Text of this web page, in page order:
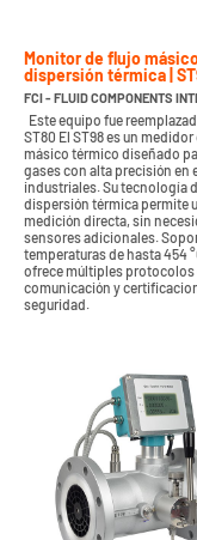
Monitor de flujo
dispersión térmica |
FCI - FLUID COMPONENTS
Este equipo fue
ST80 El ST98 es un medidor
másico térmico diseñado
gases con alta precisión en
industriales. Su tecnología
dispersión térmica permite
medición directa, sin
sensores adicionales.
temperaturas de hasta 454
ofrece múltiples protocolos
comunicación y
seguridad.